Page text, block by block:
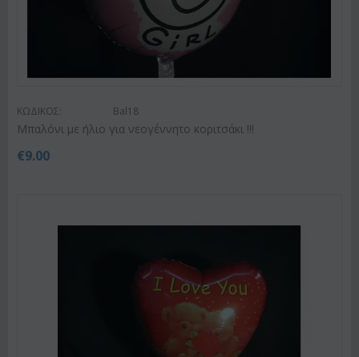
ΚΩΔΙΚΟΣ: Bal18
Μπαλόνι με ήλιο για νεογέννητο κοριτσάκι !!!
€9.00